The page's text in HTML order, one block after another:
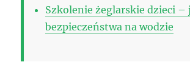
Szkolenie żeglarskie dzieci –
bezpieczeństwa na wodzie